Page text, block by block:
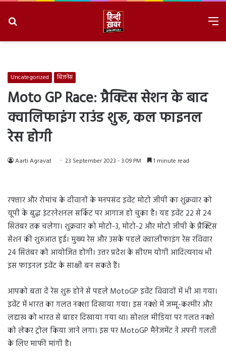
Uncategorized बिज़नेस
Moto GP Race: प्रैक्टिस सेशन के बाद
क्वालिफाइंग राउंड शुरू, कल फाइनल
रेस होगी
Aarti Agravat 23 September 2023 - 3:09 PM 1 minute read
रफ्तार और रोमांच के दीवानों के मनपसंद इवेंट मोटो जीपी का शुक्रवार को
यूपी के बुद्ध इंटरनेशनल सर्किट पर आगाज हो चुका है। यह इवेंट 22 से 24
सितंबर तक चलेगा। शुक्रवार को मोटो-3, मोटो-2 और मोटो जीपी के प्रैक्टिस
सेशन की शुरुआत हुई। मुख्य रेस और उसके पहले क्वालीफाइंग रेस रविवार
24 सितंबर को आयोजित होगी। उत्तर प्रदेश के सीएम योगी आदित्यनाथ भी
इस फाइनल इवेंट के साक्षी बन सकते हैं।
आपको बता दें रेस शुरू होने से पहले MotoGP इवेंट विवादों में भी आ गया।
इवेंट में भारत का गलत नक्शा दिखाया गया। इस नक्शे में जम्मू-कश्मीर और
लद्दाख को भारत से बाहर दिखाया गया था। सोशल मीडिया पर गलत नक्शे
को लेकर ट्रोल किया जाने लगा। इस पर MotoGP मैनेजमेंट ने अपनी गलती
के लिए माफी मांगी है।